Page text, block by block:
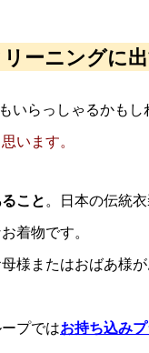
ーニングに
いらっしゃるかもし
います。
こと。日本の伝統
着物です。
様またはおばあ様
プではお持ち込み